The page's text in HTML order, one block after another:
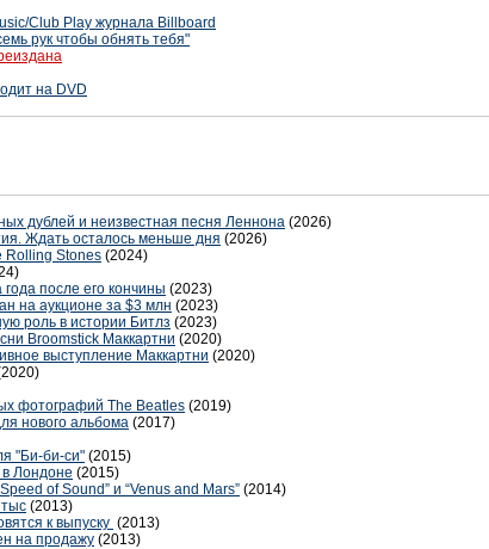
Club Play журнала Billboard
рук чтобы обнять тебя"
на DVD
дублей и неизвестная песня Леннона (2026)
Ждать осталось меньше дня (2026)
Rolling Stones (2024)
после его кончины (2023)
на аукционе за $3 млн (2023)
роль в истории Битлз (2023)
Broomstick Маккартни (2020)
выступление Маккартни (2020)
фотографий The Beatles (2019)
нового альбома (2017)
"Би-би-си" (2015)
Лондоне (2015)
of Sound” и “Venus and Mars” (2014)
(2013)
к выпуску (2013)
на продажу (2013)